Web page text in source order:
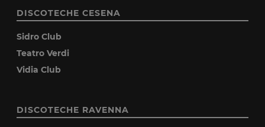
DISCOTECHE CESENA
Sidro Club
Teatro Verdi
Vidia Club
DISCOTECHE RAVENNA